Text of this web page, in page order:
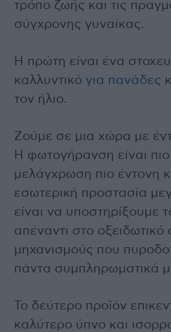
τρόπο ζωής και τις
σύγχρονης γυναίκας.
Η πρώτη είναι ένα
καλλυντικό για πανάδες
τον ήλιο.
Ζούμε σε μια χώρα με
Η φωτογήρανση είναι
μελάγχρωση πιο έντονη
εσωτερική προστασία
είναι να υποστηρίξουμε
απέναντι στο οξειδωτικό
μηχανισμούς που
πάντα συμπληρωματικά
Το δεύτερο προϊόν
καλύτερο ύπνο και